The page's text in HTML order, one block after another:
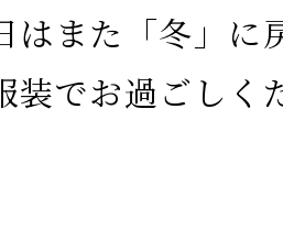
はまた「冬」に
装でお過ごしく